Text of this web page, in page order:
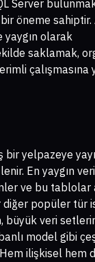
Server
öneme sahiptir.
olarak
saklamak,
çalışmasına
yelpazeye
En yaygın
ve bu tablolar
diğer popüler tür
büyük veri
model gibi
ilişkisel hem